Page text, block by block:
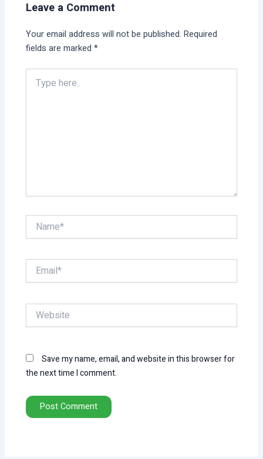
Leave a Comment
Your email address will not be published. Required
fields are marked*
here..
Name*
Email*
Website
Save my name, email, and website in this browser for
the next time I comment.